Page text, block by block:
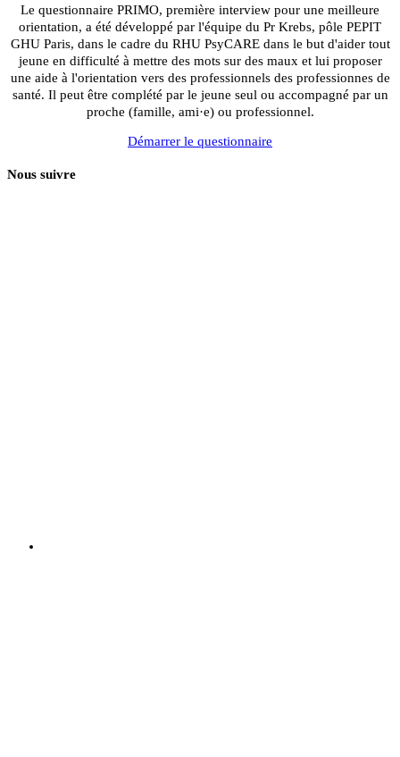
Le questionnaire PRIMO, première interview pour une meilleure
orientation, a été développé par l'équipe du Pr Krebs, pôle PEPIT
GHU Paris, dans le cadre du RHU PsyCARE dans le but d'aider tout
jeune en difficulté à mettre des mots sur des maux et lui proposer
une aide à l'orientation vers des professionnels des professionnes de
santé. Il peut être complété par le jeune seul ou accompagné par un
proche (famille, ami·e) ou professionnel.
Démarrer le questionnaire
Nous suivre